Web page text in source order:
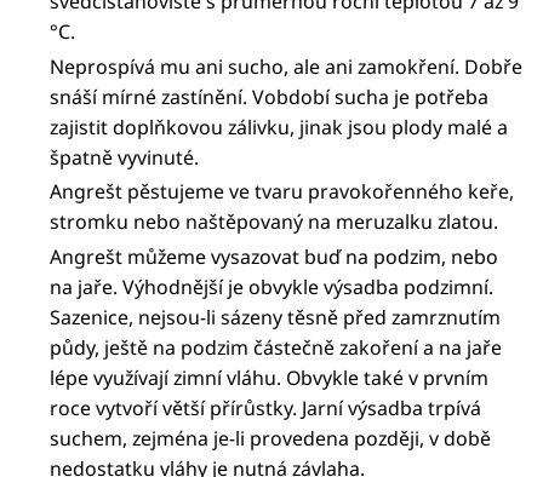
°C.
Neprospívá mu ani sucho, ale ani zamokření. Dobře
snáší mírné zastínění. Vobdobí sucha je potřeba
zajistit doplňkovou zálivku, jinak jsou plody malé a
špatně vyvinuté.
Angrešt pěstujeme ve tvaru pravokořenného keře,
stromku nebo naštěpovaný na meruzalku zlatou.
Angrešt můžeme vysazovat buď na podzim, nebo
na jaře. Výhodnější je obvykle výsadba podzimní.
Sazenice, nejsou-li sázeny těsně před zamrznutím
půdy, ještě na podzim částečně zakoření a na jaře
lépe využívají zimní vláhu. Obvykle také v prvním
roce vytvoří větší přírůstky. Jarní výsadba trpívá
suchem, zejména je-li provedena později, v době
nedostatku vláhy je nutná závlaha.